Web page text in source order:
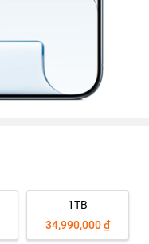
1TB
34,990,000 ₫